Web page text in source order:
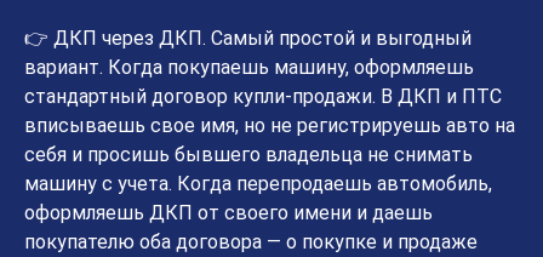
👉 ДКП через ДКП. Самый простой и выгодный
вариант. Когда покупаешь машину, оформляешь
стандартный договор купли-продажи. В ДКП и ПТС
вписываешь свое имя, но не регистрируешь авто на
себя и просишь бывшего владельца не снимать
машину с учета. Когда перепродаешь автомобиль,
оформляешь ДКП от своего имени и даешь
покупателю оба договора — о покупке и продаже